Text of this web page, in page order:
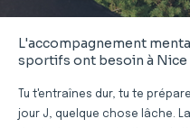
L'accompagnement
sportifs ont besoin à Nice
Tu t'entraînes dur, tu te
jour J, quelque chose lâche.